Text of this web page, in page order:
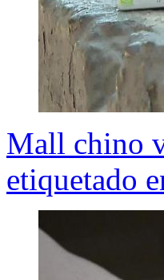
Mall chino
etiquetado